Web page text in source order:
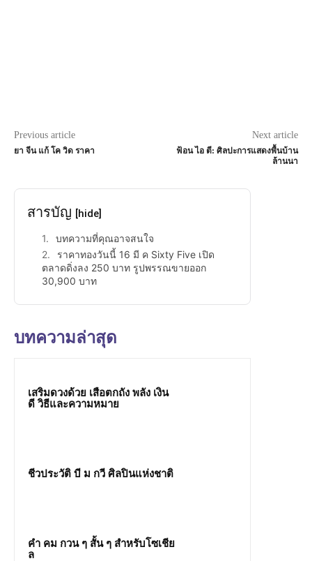
Previous article
ยา จีน แก้ โค วิด ราคา
Next article
ฟ้อน ไอ ตี: ศิลปะการแสดงพื้นบ้าน
ล้านนา
สารบัญ [hide]
บทความที่คุณอาจสนใจ
ราคาทองวันนี้ 16 มี ค Sixty Five เปิด
ตลาดดิ่งลง 250 บาท รูปพรรณขายออก
30,900 บาท
บทความล่าสุด
เสริมดวงด้วย เสือตกถัง พลัง เงิน
ดี วิธีและความหมาย
ชีวประวัติ บี ม กวี ศิลปินแห่งชาติ
คํา คม กวน ๆ สั้น ๆ สำหรับโซเชีย
ล